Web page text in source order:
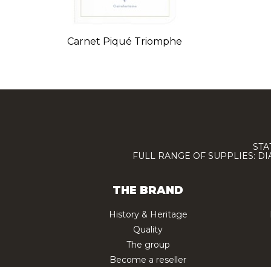
Carnet Piqué Triomphe
FULL RANGE OF SUPPLIES:
THE BRAND
History & Heritage
Quality
The group
Become a reseller